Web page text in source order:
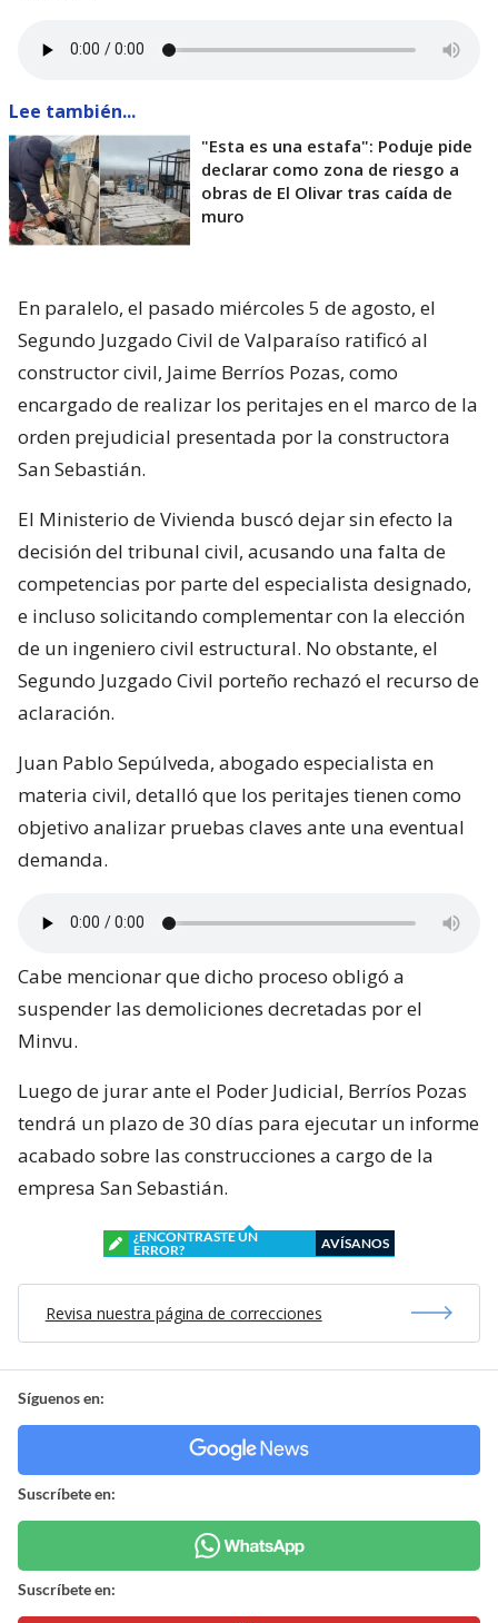
Lee también...
"Esta es una estafa": Poduje pide
declarar como zona de riesgo a
obras de El Olivar tras caída de
muro
En paralelo, el pasado miércoles 5 de agosto, el
Segundo Juzgado Civil de Valparaíso ratificó al
constructor civil, Jaime Berríos Pozas, como
encargado de realizar los peritajes en el marco de la
orden prejudicial presentada por la constructora
San Sebastián.
El Ministerio de Vivienda buscó dejar sin efecto la
decisión del tribunal civil, acusando una falta de
competencias por parte del especialista designado,
e incluso solicitando complementar con la elección
de un ingeniero civil estructural. No obstante, el
Segundo Juzgado Civil porteño rechazó el recurso de
aclaración.
Juan Pablo Sepúlveda, abogado especialista en
materia civil, detalló que los peritajes tienen como
objetivo analizar pruebas claves ante una eventual
demanda.
Cabe mencionar que dicho proceso obligó a
suspender las demoliciones decretadas por el
Minvu.
Luego de jurar ante el Poder Judicial, Berríos Pozas
tendrá un plazo de 30 días para ejecutar un informe
acabado sobre las construcciones a cargo de la
empresa San Sebastián.
¿ENCONTRASTE UN
ERROR?
AVÍSANOS
Revisa nuestra página de correcciones
Síguenos en:
Suscríbete en:
Suscríbete en: